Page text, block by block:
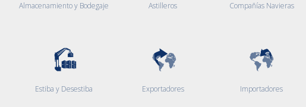
Almacenamiento y Bodegaje Astilleros Compañías Navieras
Estiba y Desestiba Exportadores Importadores